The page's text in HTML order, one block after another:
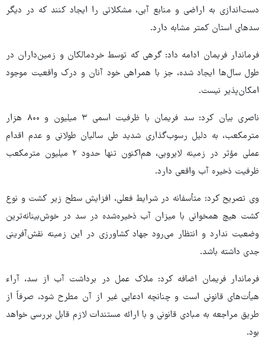
دست‌اندازی به اراضی و منابع آبی، مشکلاتی را ایجاد کنند که در دیگر
سدهای استان کمتر مشابه دارد.
فرماندار فریمان ادامه داد: گرهی که توسط خردمالکان و زمین‌داران در
طول سال‌ها ایجاد شده، جز با همراهی خود آنان و درک واقعیت موجود
امکان‌پذیر نیست.
ناصری بیان کرد: سد فریمان با ظرفیت اسمی ۳ میلیون و ۸۰۰ هزار
مترمکعب، به دلیل رسوب‌گذاری شدید طی سالیان طولانی و عدم اقدام
عملی مؤثر در زمینه لایروبی، هم‌اکنون تنها حدود ۲ میلیون مترمکعب
ظرفیت ذخیره آب واقعی دارد.
وی تصریح کرد: متأسفانه در شرایط فعلی، افزایش سطح زیر کشت و نوع
کشت هیچ همخوانی با میزان آب ذخیره‌شده در سد در خوش‌بینانه‌ترین
وضعیت ندارد و انتظار می‌رود جهاد کشاورزی در این زمینه نقش‌آفرینی
جدی داشته باشد.
فرماندار فریمان اضافه کرد: ملاک عمل در برداشت آب از سد، آراء
هیأت‌های قانونی است و چنانچه ادعایی غیر از آن مطرح شود، صرفاً از
طریق مراجعه به مبادی قانونی و با ارائه مستندات لازم قابل بررسی خواهد
بود.